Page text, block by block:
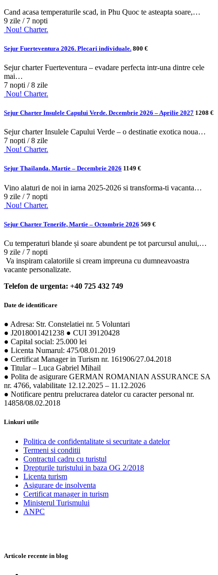
Cand acasa temperaturile scad, in Phu Quoc te asteapta soare,…
9 zile / 7 nopti
Nou! Charter.
Sejur Fuerteventura 2026. Plecari individuale. 800 €
Sejur charter Fuerteventura – evadare perfecta intr-una dintre cele
mai…
7 nopti / 8 zile
Nou! Charter.
Sejur Charter Insulele Capului Verde. Decembrie 2026 – Aprilie 2027 1208 €
Sejur charter Insulele Capului Verde – o destinatie exotica noua…
7 nopti / 8 zile
Nou! Charter.
Sejur Thailanda. Martie – Decembrie 2026 1149 €
Vino alaturi de noi in iarna 2025-2026 si transforma-ti vacanta…
9 zile / 7 nopti
Nou! Charter.
Sejur Charter Tenerife, Martie – Octombrie 2026 569 €
Cu temperaturi blande și soare abundent pe tot parcursul anului,…
9 zile / 7 nopti
Va inspiram calatoriile si cream impreuna cu dumneavoastra
vacante personalizate.
Telefon de urgenta: +40 725 432 749
Date de identificare
● Adresa: Str. Constelatiei nr. 5 Voluntari
● J2018001421238 ● CUI 39120428
● Capital social: 25.000 lei
● Licenta Numarul: 475/08.01.2019
● Certificat Manager in Turism nr. 161906/27.04.2018
● Titular – Luca Gabriel Mihail
● Polita de asigurare GERMAN ROMANIAN ASSURANCE SA
nr. 4766, valabilitate 12.12.2025 – 11.12.2026
● Notificare pentru prelucrarea datelor cu caracter personal nr.
14858/08.02.2018
Linkuri utile
Politica de confidentalitate si securitate a datelor
Termeni si conditii
Contractul cadru cu turistul
Drepturile turistului in baza OG 2/2018
Licenta turism
Asigurare de insolventa
Certificat manager in turism
Ministerul Turismului
ANPC
Articole recente in blog